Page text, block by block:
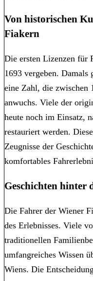
Von historischen
Fiakern
Die ersten Lizenzen für
1693 vergeben. Damals
eine Zahl, die zwischen
anwuchs. Viele der
heute noch im Einsatz,
restauriert werden.
Zeugnisse der
komfortables
Geschichten hinter
Die Fahrer der Wiener
des Erlebnisses. Viele
traditionellen
umfangreiches Wissen
Wiens. Die